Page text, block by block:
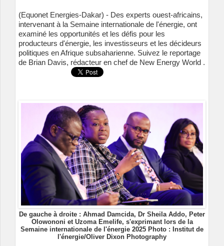
(Equonet Energies-Dakar) - Des experts ouest-africains,
intervenant à la Semaine internationale de l'énergie, ont
examiné les opportunités et les défis pour les
producteurs d'énergie, les investisseurs et les décideurs
politiques en Afrique subsaharienne. Suivez le reportage
de Brian Davis, rédacteur en chef de New Energy World .
De gauche à droite : Ahmad Damcida, Dr Sheila Addo, Peter
Olowononi et Uzoma Emelife, s'exprimant lors de la
Semaine internationale de l'énergie 2025 Photo : Institut de
l'énergie/Oliver Dixon Photography